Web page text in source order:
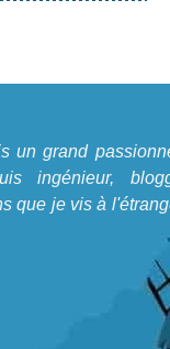
passionné de
bloggeur,
que je vis à
libre !
un grand
ingénieur,
que je vis à